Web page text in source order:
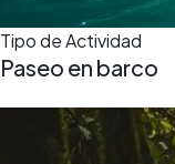
Tipo de Actividad
Paseo en barco